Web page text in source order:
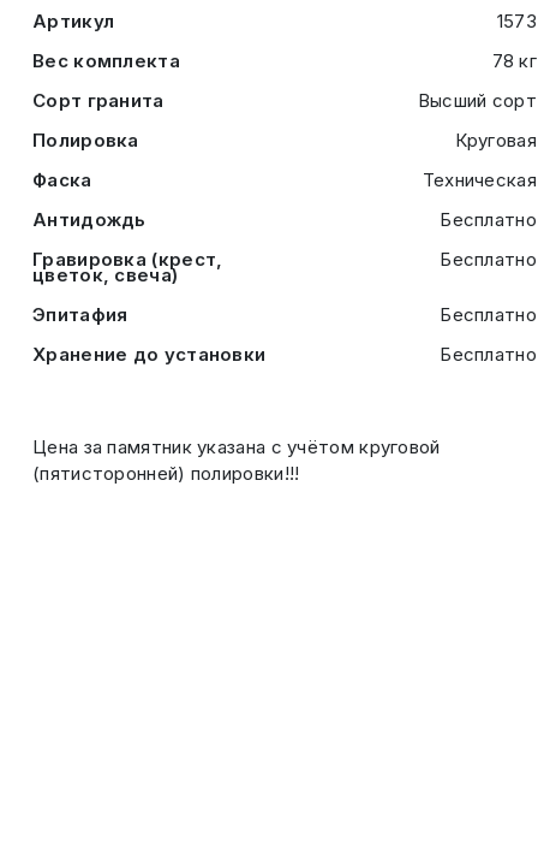
Артикул
1573
Вес комплекта
78 кг
Сорт гранита
Высший сорт
Полировка
Круговая
Фаска
Техническая
Антидождь
Бесплатно
Гравировка (крест,
цветок, свеча)
Бесплатно
Эпитафия
Бесплатно
Хранение до установки
Бесплатно
Цена за памятник указана с учётом круговой
(пятисторонней) полировки!!!